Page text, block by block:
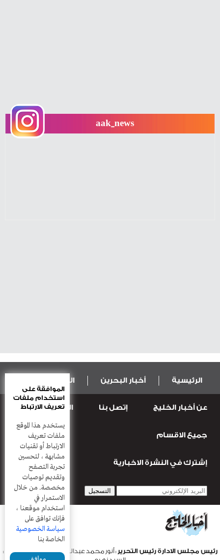
aak_news
الرئيسية أخبار البحرين المال و الاقتصاد
عربية ودولية الرياضة
قضـايــا وحـــوادث أعمدة
عن أخبار الخليج إتصل بنا المطبعة
جميع الاقسام
إشترك في النشرة الاخبارية
رئيس مجلس الادارة رئيس التحرير : أنور محمد عبدالرحمن |مدير التحرير :
الموافقة على
استخدام ملفات
تعريف الارتباط
يستخدم هذا الموقع
ملفات تعريف
الارتباط أو تقنيات
مشابهة ، لتحسين
تجربة التصفح
وتقديم توصيات
مخصصة. من خلال
الاستمرار في
استخدام موقعنا ،
فإنك توافق على
سياسة الخصوصية
الخاصة بنا
موافق